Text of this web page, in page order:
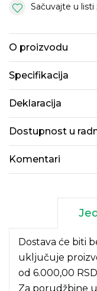
Sačuvajte u listi
O proizvodu
Specifikacija
Deklaracija
Dostupnost u
Komentari
Dostava će biti
uključuje
od 6.000,00
Za porudžbine